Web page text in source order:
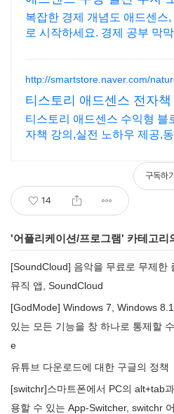
복잡한 경제 개념도 애드센스
로 시작하세요. 경제 공부 막
http://smartstore.naver.com/
티스토리 애드센스 전자책
100만원 고정 수익발생!
티스토리 애드센스 수익형 블
자책 강의,실전 노하우 제공,
얻는 방법을 전자책과 동영상
14
구독하기
'어플리케이션/프로그램' 카테고리
[SoundCloud] 음악을 무료로 무제한
뮤직 앱, SoundCloud
[GodMode] Windows 7, Windows
있는 모든 기능을 창 하나로 통제할
e
유튜브 다운로드에 대한 구글의 정책
[switchr]스마트폰에서 PC의 alt+tab
용할 수 있는 App-Switcher, switchr